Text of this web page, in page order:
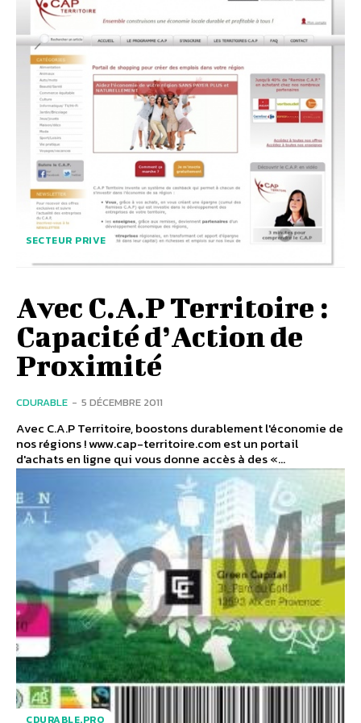
SECTEUR PRIVE
Avec C.A.P Territoire :
Capacité d’Action de
Proximité
CDURABLE - 5 DÉCEMBRE 2011
Avec C.A.P Territoire, boostons durablement l'économie de
nos régions ! www.cap-territoire.com est un portail
d'achats en ligne qui vous donne accès à des «...
CDURABLE.PRO